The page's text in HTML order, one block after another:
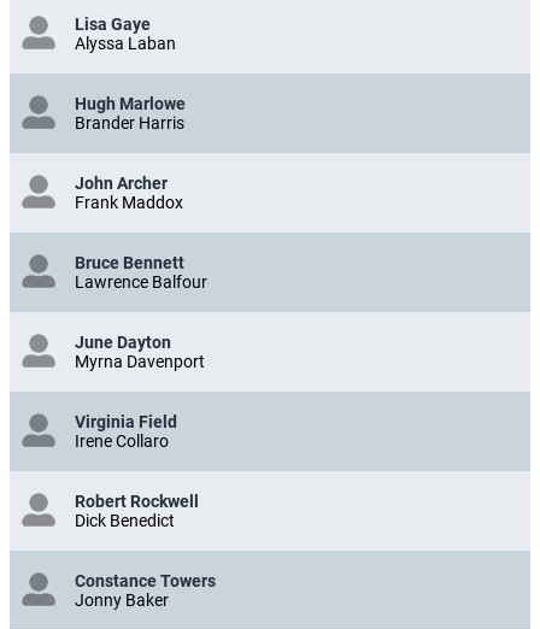
Lisa Gaye
Alyssa Laban
Hugh Marlowe
Brander Harris
John Archer
Frank Maddox
Bruce Bennett
Lawrence Balfour
June Dayton
Myrna Davenport
Virginia Field
Irene Collaro
Robert Rockwell
Dick Benedict
Constance Towers
Jonny Baker